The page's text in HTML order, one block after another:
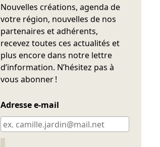
Nouvelles créations, agenda de
votre région, nouvelles de nos
partenaires et adhérents,
recevez toutes ces actualités et
plus encore dans notre lettre
d’information. N’hésitez pas à
vous abonner !
Adresse e-mail